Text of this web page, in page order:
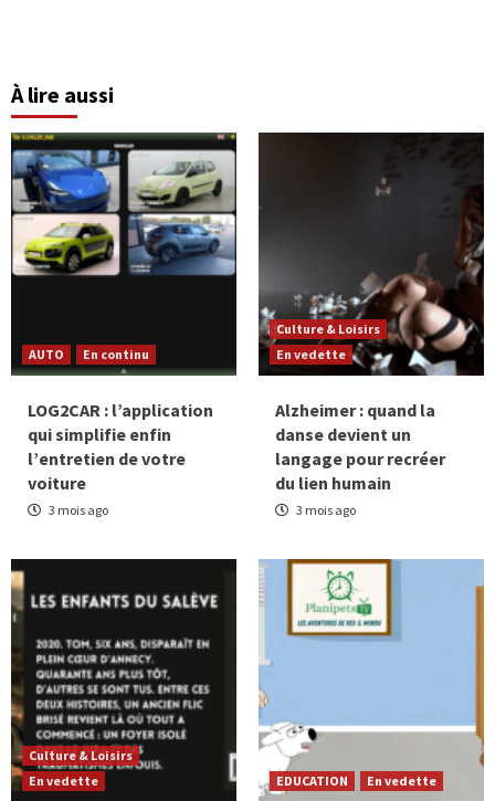
À lire aussi
AUTO En continu
LOG2CAR : l’application
qui simplifie enfin
l’entretien de votre
voiture
3 mois ago
Culture & Loisirs
En vedette
Alzheimer : quand la
danse devient un
langage pour recréer
du lien humain
3 mois ago
Culture & Loisirs
En vedette
EDUCATION En vedette